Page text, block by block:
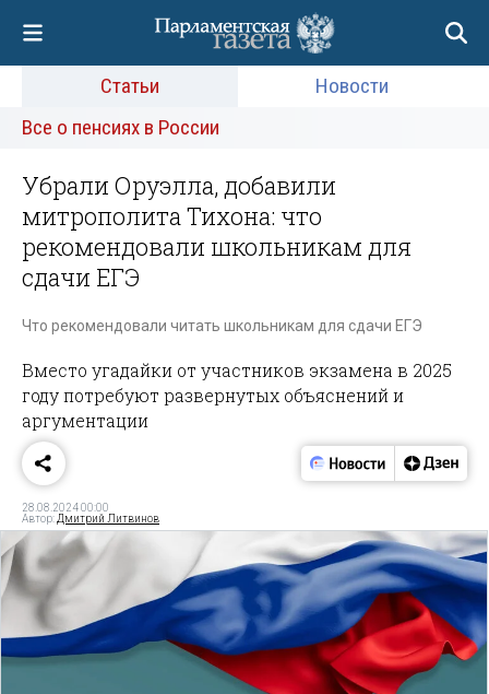
Статьи
Новости
Все о пенсиях в России
Убрали Оруэлла, добавили
митрополита Тихона: что
рекомендовали школьникам для
сдачи ЕГЭ
Что рекомендовали читать школьникам для сдачи ЕГЭ
Вместо угадайки от участников экзамена в 2025
году потребуют развернутых объяснений и
аргументации
28.08.2024 00:00
Автор:Дмитрий Литвинов